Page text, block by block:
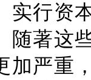
实行资
随著这
加严重